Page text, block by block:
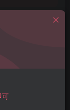
可